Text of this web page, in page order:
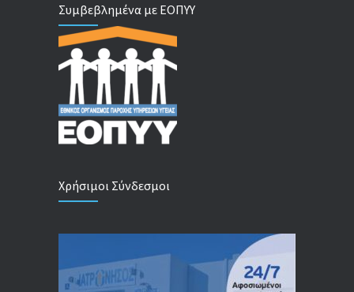
Συμβεβλημένα με ΕΟΠΥΥ
Χρήσιμοι Σύνδεσμοι